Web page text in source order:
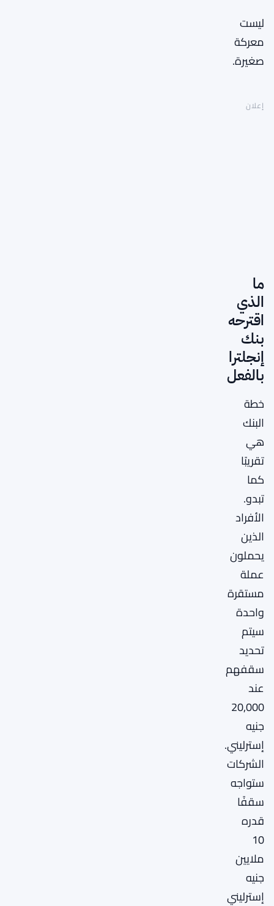
ليست
معركة
صغيرة.
إعلان
ما
الذي
اقترحه
بنك
إنجلترا
بالفعل
خطة
البنك
هي
تقريبًا
كما
تبدو.
الأفراد
الذين
يحملون
عملة
مستقرة
واحدة
سيتم
تحديد
سقفهم
عند
20,000
جنيه
إسترليني.
الشركات
ستواجه
سقفًا
قدره
10
ملايين
جنيه
إسترليني